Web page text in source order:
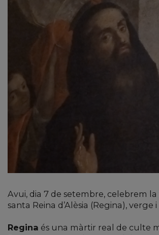
Avui, dia 7 de setembre, celebrem
santa Reina d’Alèsia (Regina), verge
Regina és una màrtir real de culte